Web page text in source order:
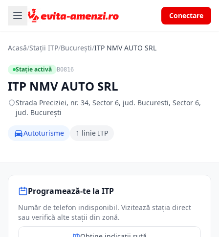
Conectare
Acasă/Stații ITP/București/ITP NMV AUTO SRL
Stație activă B0816
ITP NMV AUTO SRL
Strada Preciziei, nr. 34, Sector 6, jud. Bucuresti, Sector 6,
jud. București
Autoturisme 1 linie ITP
Programează-te la ITP
Număr de telefon indisponibil. Vizitează stația direct
sau verifică alte stații din zonă.